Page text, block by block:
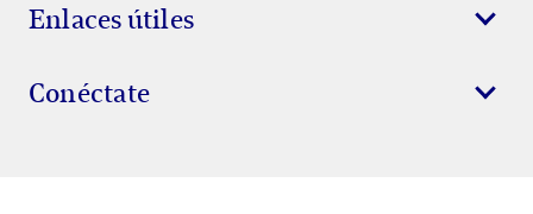
Enlaces útiles
Conéctate